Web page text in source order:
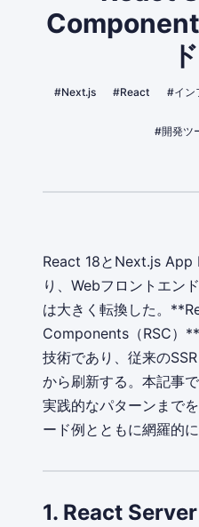
ド
#Next.js #React #イン
#開発ツ
React 18とNext.js App
り、Webフロントエン
は大きく転換した。
Components（RSC）
技術であり、従来の
から刷新する。本記事
実践的なパターンまで
ード例とともに網羅的に
1. React Server